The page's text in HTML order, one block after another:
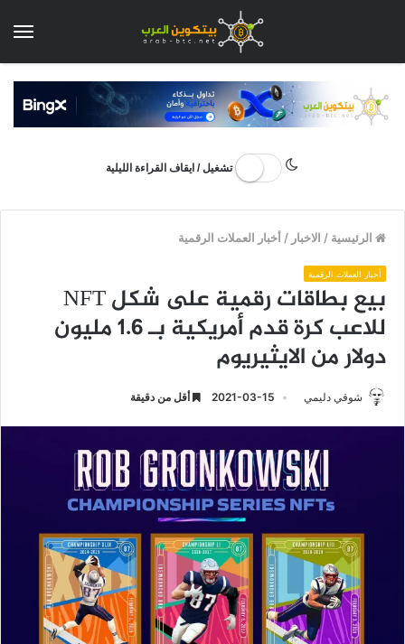
تشغيل / ايقاف القراءة الليلية
الرئيسية / الاخبار /أخبار العملات الرقمية
أخبار العملات الرقمية
بيع بطاقات رقمية على شكل NFT
للاعب كرة قدم أمريكية بـ 1.6 مليون
دولار من الايثيريوم
شوقي دليمي 2021-03-15 أقل من دقيقة